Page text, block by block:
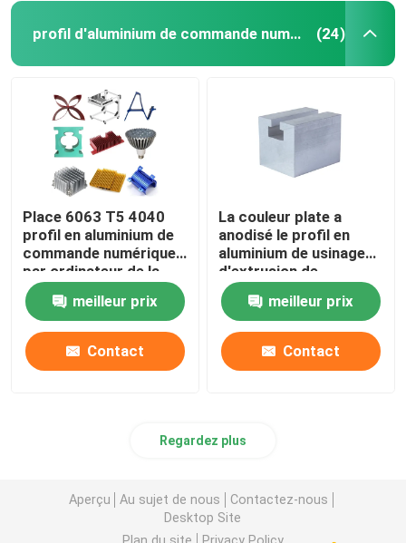
profil d'aluminium de commande numérique par ordinateur (24)
Place 6063 T5 4040
profil en aluminium de
commande numérique
par ordinateur de la
fente 6m de T
meilleur prix
Contact
La couleur plate a
anodisé le profil en
aluminium de usinage
d'extrusion de
commande numérique
par ordinateur
meilleur prix
Contact
Regardez plus
Aperçu Au sujet de nous
Contactez-nous
Desktop Site
Plan du site
Privacy Policy